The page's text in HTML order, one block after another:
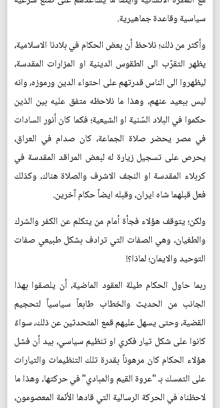
سياسية وقاعدة جماهيرية.
وأكثر من ذلك؛ نلاحظ أن بعض الحكام في بلادنا الاسلامية،
يظهر التقرّب الى الطقوس الدينية او المزارات المقدسة،
ليظهروا الى الناس قدرتهم على احتواء الدين ورموزه، وانه
ليس ببعيد عنهم، وهذا ما نلاحظه متفق عليه بين الذين
حكموا في البلاد السّنية او الشيعية؛ فكما كان أنور السادات
في مصر يحضر صلاة الجماعة، كان صدام في العراق،
يحرص على تسجيل زيارة له لبعض المراقد المقدسة في
كربلاء المقدسة او النجف الاشرف والصلاة هناك، وكذلك
فعل قبلهما شاه ايران، وقبله ايضاً حكام آخرين.
ولكن؛ يتوقف هؤلاء فجأة أمام من يتكلم عن الكفر والشرك
والطغيان، وهي الصفات التي ترادف بشكل طبيعي صفات
التوحيد والايمان؛ لماذا؟!
ربما حاول الحكام طيلة العقود الماضية، أن يلصقوا بهذا
الجانب من الحديث والخطاب طابعاً سياسياً لتحجيم
القضية، وحتى يسهل عليهم قمع المتحدثين عن ذلك، سواءً
كانوا على شكل تيار فكري او تنظيم سياسي، بيد أن فشل
هؤلاء الحكام كان مرهوناً بقدرة تلك التنظيمات والتيارات
على التمسك بـ "عروة القيم والمبادي" في حركتها، وهذا ما
لاحظناه في الحركة الرسالية التي قادها الأئمة المعصومون،